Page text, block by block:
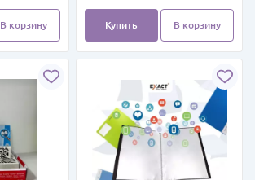
В корзину Купить В корзину